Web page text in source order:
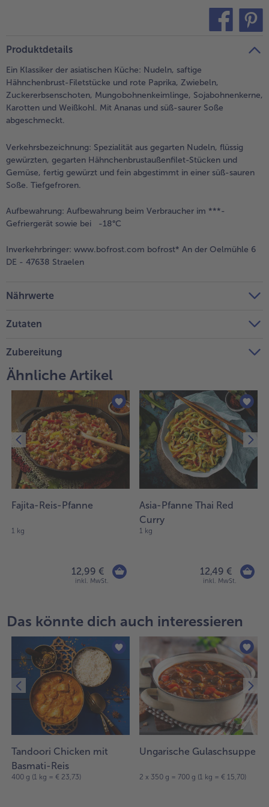
alle Kuchen & Torten
alle Süßspeisen
Obst
alle Obst
alle Wein & Spirituosen
Küchenutensilien
alle Küchenutensilien
alle bofrost*free
alle bofrost*high Protein
bofrost*plus.
alle bofrost*plus.
Weiterempfehlen &
Produktdetails
Ein Klassiker der asiatischen Küche: Nudeln, saftige
Hähnchenbrust-Filetstücke und rote Paprika, Zwiebeln,
Zuckererbsenschoten, Mungobohnenkeimlinge, Sojabohnenkerne,
Karotten und Weißkohl. Mit Ananas und süß-saurer Soße
abgeschmeckt.
Verkehrsbezeichnung: Spezialität aus gegarten Nudeln, flüssig
gewürzten, gegarten Hähnchenbrustaußenfilet-Stücken und
Gemüse, fertig gewürzt und fein abgestimmt in einer süß-sauren
Soße. Tiefgefroren.
Aufbewahrung: Aufbewahrung beim Verbraucher im ***-
Gefriergerät sowie bei -18°C
Inverkehrbringer: www.bofrost.com bofrost* An der Oelmühle 6
DE - 47638 Straelen
Nährwerte
Zutaten
Zubereitung
Ähnliche Artikel
Fajita-Reis-Pfanne
1 kg
12,99 €
inkl. MwSt.
Asia-Pfanne Thai Red
Curry
1 kg
12,49 €
inkl. MwSt.
Das könnte dich auch interessieren
Tandoori Chicken mit
Basmati-Reis
400 g (1 kg = € 23,73)
Ungarische Gulaschsuppe
2 x 350 g = 700 g (1 kg = € 15,70)